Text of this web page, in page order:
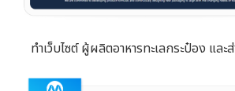
ทำเว็บไซต์ ผู้ผลิตอาหารทะเลกระป๋อง แล